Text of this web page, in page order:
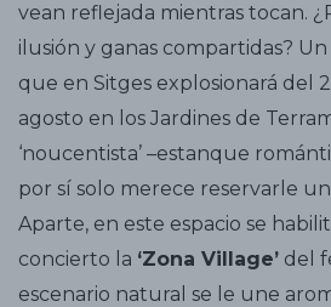
vean reflejada mientras tocan.
ilusión y ganas compartidas?
que en Sitges explosionará del
agosto en los Jardines de
‘noucentista’ –estanque
por sí solo merece reservarle
Aparte, en este espacio se
concierto la ‘Zona Village’ del
escenario natural se le une